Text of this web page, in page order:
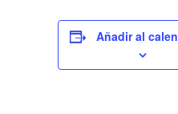
Añadir al